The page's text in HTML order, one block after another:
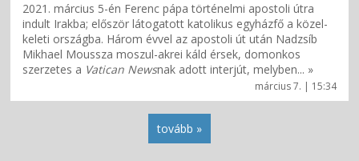
március 7. | 15:34
2021. március 5-én Ferenc pápa történelmi apostoli útra
indult Irakba; először látogatott katolikus egyházfő a közel-
keleti országba. Három évvel az apostoli út után Nadzsíb
Mikhael Moussza moszul-akrei káld érsek, domonkos
szerzetes a Vatican Newsnak adott interjút, melyben... »
tovább »